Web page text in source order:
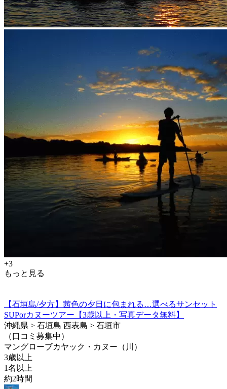
+3
もっと見る
【石垣島/夕方】茜色の夕日に包まれる…選べるサンセット
SUPorカヌーツアー【3歳以上・写真データ無料】
沖縄県 > 石垣島 西表島 > 石垣市
（口コミ募集中）
マングローブカヤック・カヌー（川）
3歳以上
1名以上
約2時間